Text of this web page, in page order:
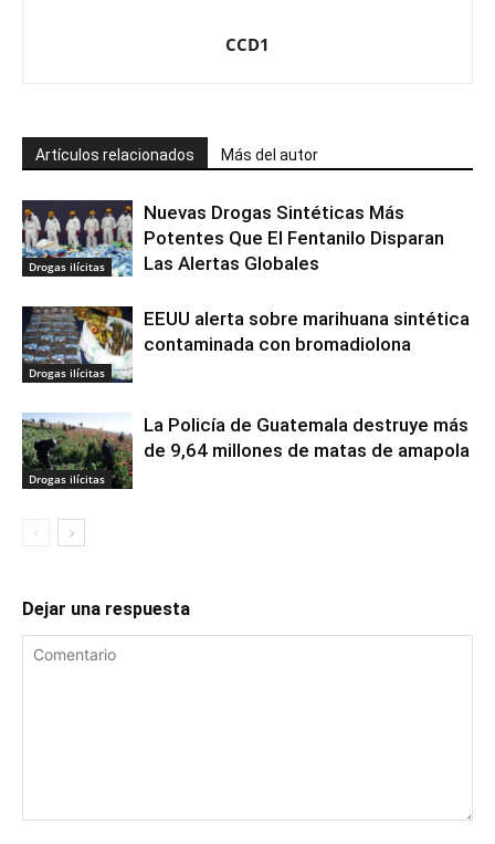
CCD1
Artículos relacionados Más del autor
Drogas ilícitas
Nuevas Drogas Sintéticas Más
Potentes Que El Fentanilo Disparan
Las Alertas Globales
Drogas ilícitas
EEUU alerta sobre marihuana sintética
contaminada con bromadiolona
Drogas ilícitas
La Policía de Guatemala destruye más
de 9,64 millones de matas de amapola
Dejar una respuesta